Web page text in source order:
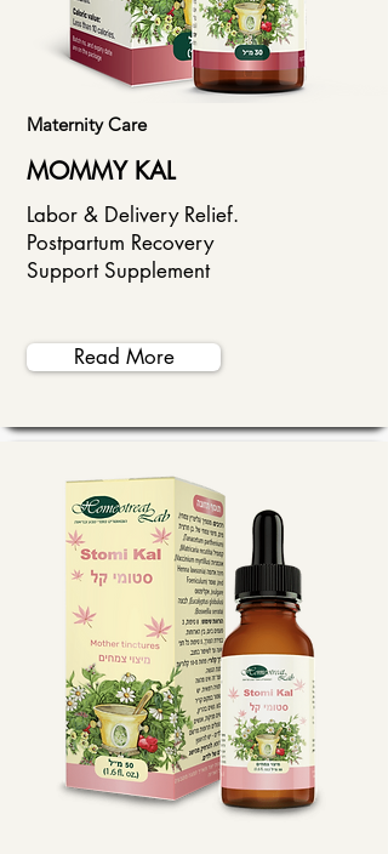
Maternity Care
MOMMY KAL
Labor & Delivery Relief.
Postpartum Recovery
Support Supplement
Read More